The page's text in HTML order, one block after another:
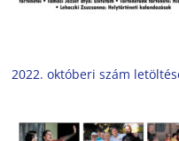
2022. októberi szám